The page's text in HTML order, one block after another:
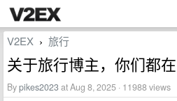
V2EX › 旅行
关于旅行博主，你们都在
Bypikes2023at Aug 8, 2025 · 11988 views